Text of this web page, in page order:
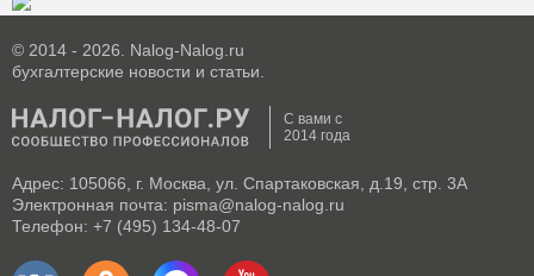
© 2014 - 2026. Nalog-Nalog.ru
бухгалтерские новости и статьи.
С вами с
2014 года
Адрес: 105066, г. Москва, ул. Спартаковская, д.19, стр. 3А
Электронная почта: pisma@nalog-nalog.ru
Телефон: +7 (495) 134-48-07